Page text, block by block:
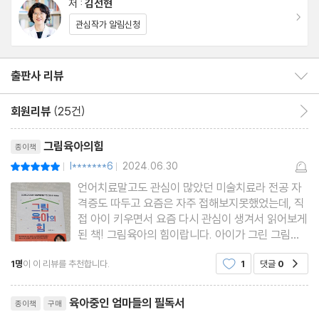
PART 3 세상과 소통하는 힘
선생님과의 갈등| 반드시, 사실관계를 먼저 확인하세요
발표 공포증| 실패해도 괜찮다는 마음가짐을 심어주기
승부욕| 이기고 지는 것보다 더 중요한 것을 알려주세요
착한 아이 증후군| 자신의 감정을 우선적으로 알아차릴 수 있도록
공감력| 상대방 입장을 생각하고 이해하는 연습이 필요합니다
공격성| 행동 뒤에 있는 아이의 감정을 읽어주세요
가족 관계| 가족은 아이가 처음 만나는 ‘세상’입니다
형제자매| 아이들 문제는 아이들끼리 해결할 수 있도록 기다려주기
* 마음지붕 테라피·색으로 본 아이 마음
저 : 김선현
관심작가 알림신청
출판사 리뷰
회원리뷰 (25건)
종이책 그림육아의힘
| l*******6 | 2024.06.30
언어치료말고도 관심이 많았던 미술치료라 전공 자
격증도 따두고 요즘은 자주 접해보지못했었는데, 직
접 아이 키우면서 요즘 다시 관심이 생겨서 읽어보게
된 책! 그림육아의 힘이랍니다. 아이가 그린 그림을
통해 심리를 파악하고 부모로서 감정공감과 단단하
게 마음을 잡을 수 있도록 도움이 되는 책이에요. 언
어, 인지, 아동발달, 심리에서 빼놓을 수 없는 피아제
의 인지 발달 단계에요
1명이 이 리뷰를 추천합니다. 1 댓글 0
종이책 구매 육아중인 엄마들의 필독서